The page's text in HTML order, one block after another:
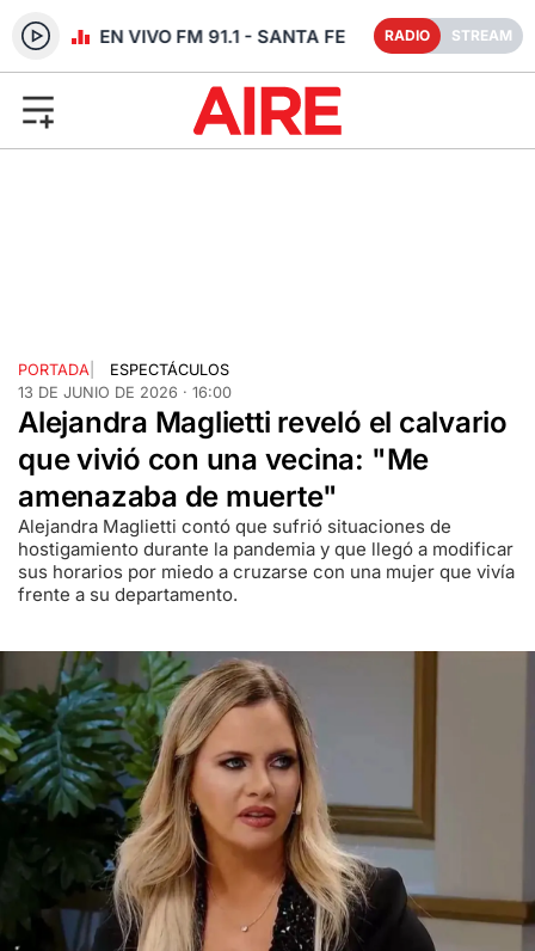
RADIO EN VIVO FM 91.1 - SANTA FE RADIO STREAM
PORTADA
ESPECTÁCULOS
13 DE JUNIO DE 2026 · 16:00
Alejandra Maglietti reveló el calvario
que vivió con una vecina: "Me
amenazaba de muerte"
Alejandra Maglietti contó que sufrió situaciones de
hostigamiento durante la pandemia y que llegó a modificar
sus horarios por miedo a cruzarse con una mujer que vivía
frente a su departamento.